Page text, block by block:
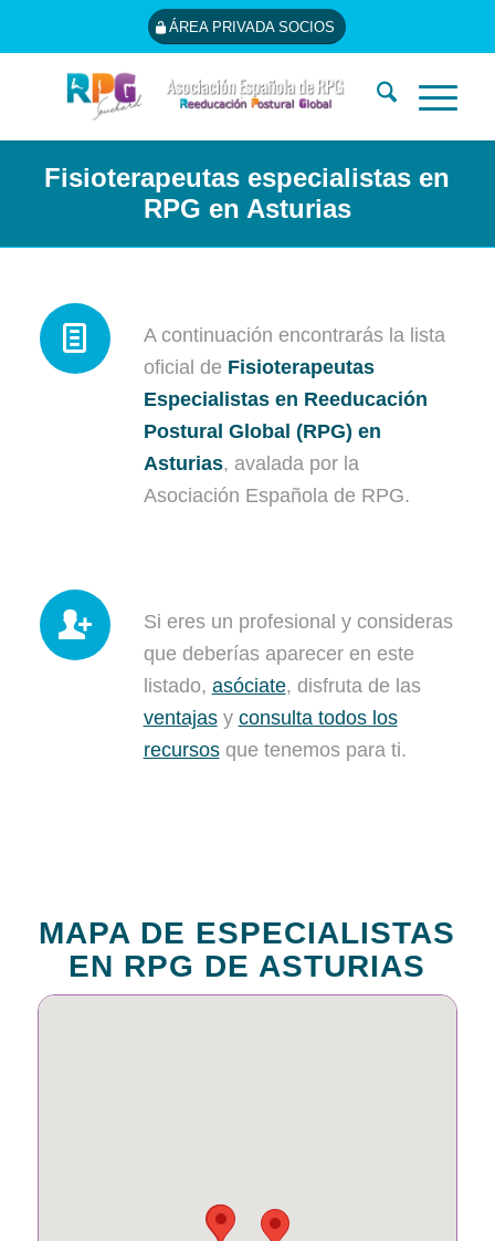
ÁREA PRIVADA SOCIOS
Fisioterapeutas especialistas en
RPG en Asturias
A continuación encontrarás la lista
oficial de Fisioterapeutas
Especialistas en Reeducación
Postural Global (RPG) en
Asturias, avalada por la
Asociación Española de RPG.
Si eres un profesional y consideras
que deberías aparecer en este
listado, asóciate, disfruta de las
ventajasy consulta todos los
recursosque tenemos para ti.
MAPA DE ESPECIALISTAS
EN RPG DE ASTURIAS